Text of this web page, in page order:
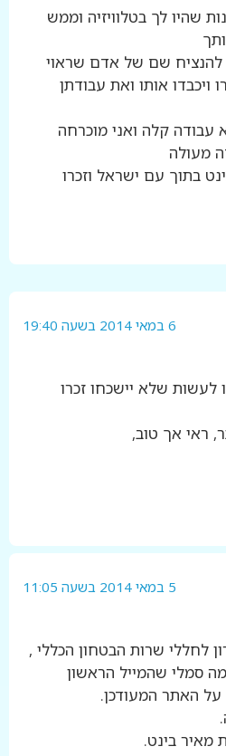
שהיו לך בטלוויזיה וממש
שם של אדם שראוי
ויכבדו אותו ואת עבודתן
עבודה קלה ואני מוכרחה
מעולה
בתוך עם ישראל וזכרו
6 במאי 2014 בשעה 19:40
לעשות שלא יישכחו זכרו
ראי אך טוב,
5 במאי 2014 בשעה 11:05
לחללי שרות הבטחון הכללי ,
סמלי שהמייל הראשון
האתר המעודכן.
מאיר בינט.